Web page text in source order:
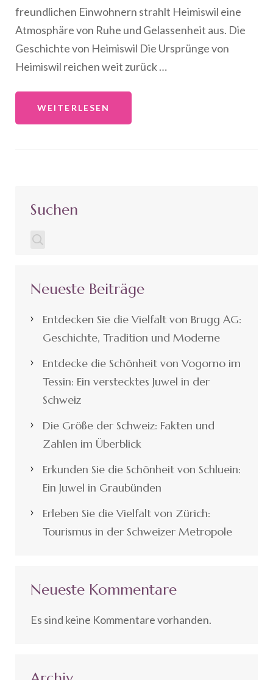
freundlichen Einwohnern strahlt Heimiswil eine
Atmosphäre von Ruhe und Gelassenheit aus. Die
Geschichte von Heimiswil Die Ursprünge von
Heimiswil reichen weit zurück …
WEITERLESEN
Suchen
Neueste Beiträge
Entdecken Sie die Vielfalt von Brugg AG:
Geschichte, Tradition und Moderne
Entdecke die Schönheit von Vogorno im
Tessin: Ein verstecktes Juwel in der
Schweiz
Die Größe der Schweiz: Fakten und
Zahlen im Überblick
Erkunden Sie die Schönheit von Schluein:
Ein Juwel in Graubünden
Erleben Sie die Vielfalt von Zürich:
Tourismus in der Schweizer Metropole
Neueste Kommentare
Es sind keine Kommentare vorhanden.